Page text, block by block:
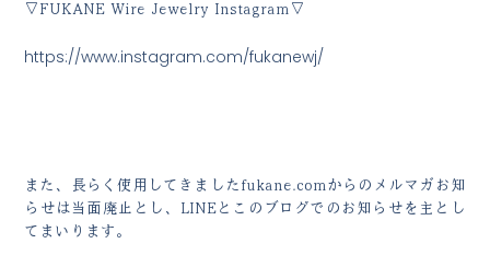
▽FUKANE Wire Jewelry Instagram▽
https://www.instagram.com/fukanewj/
また、長らく使用してきましたfukane.comからのメルマガお知
らせは当面廃止とし、LINEとこのブログでのお知らせを主とし
てまいります。